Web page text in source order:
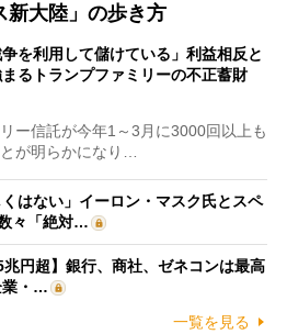
新大陸」の歩き方
争を利用して儲けている」利益相反と
るトランプファミリーの不正蓄財
ー信託が今年1～3月に3000回以上も
が明らかになり…
くはない」イーロン・マスク氏とスペ
々「絶対…
兆円超】銀行、商社、ゼネコンは最高
業・…
一覧を見る